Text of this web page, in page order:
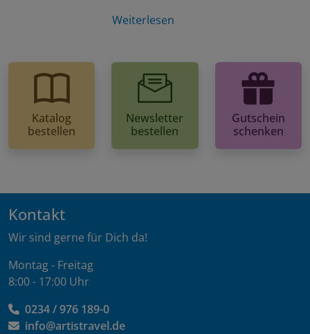
Weiterlesen
Katalog
bestellen
Newsletter
bestellen
Gutschein
schenken
Kontakt
Wir sind gerne für Dich da!
Montag - Freitag
8:00 - 17:00 Uhr
0234 / 976 189-0
info@artistravel.de